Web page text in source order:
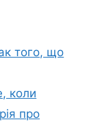
того, що
коли
про